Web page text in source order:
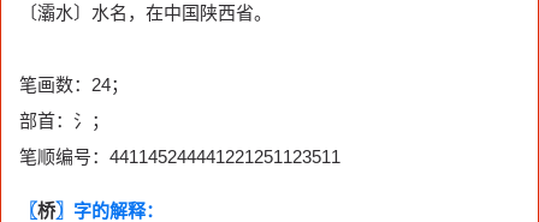
〔灞水〕水名，在中国陕西省。
笔画数：24；
部首：氵；
笔顺编号：441145244441221251123511
〖桥〗字的解释：